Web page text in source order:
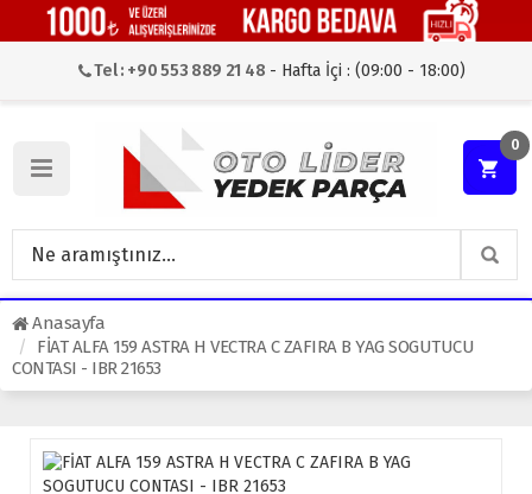
Tel : +90 553 889 21 48 - Hafta İçi : (09:00 - 18:00)
0
Anasayfa
FİAT ALFA 159 ASTRA H VECTRA C ZAFIRA B YAG SOGUTUCU
CONTASI - IBR 21653